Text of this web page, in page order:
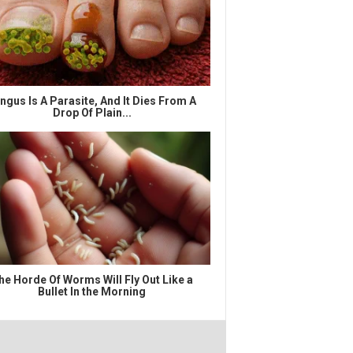
Is A Parasite, And It Dies From A
Drop Of Plain...
Horde Of Worms Will Fly Out Like a
Bullet In the Morning